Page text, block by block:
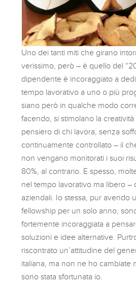
Uno dei tanti miti che girano
verissimo, però – è quello del
dipendente è incoraggiato a
tempo lavorativo a uno o più
siano però in qualche modo
facendo, si stimolano la
pensiero di chi lavora, senza
continuamente controllato – il
non vengano monitorati i suoi
80%, al contrario. E spesso,
nel tempo lavorativo ma libero –
aziendali. Io stessa, pur avendo
fellowship per un solo anno,
fortemente incoraggiata a
soluzioni e idee alternative.
riscontrato un’attitudine del
italiana, ma non ne ho cambiate
sono stata sfortunata io.